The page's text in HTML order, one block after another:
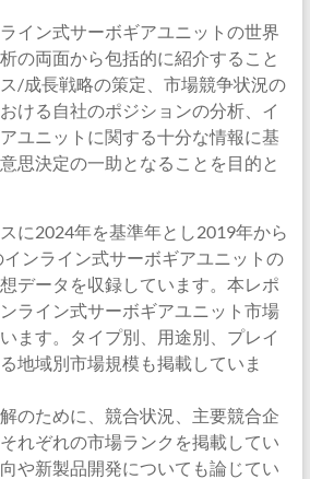
イン式サーボギアユニットの世界
の両面から包括的に紹介すること
/成長戦略の策定、市場競争状況の
ける自社のポジションの分析、イ
ユニットに関する十分な情報に基
思決定の一助となることを目的と
に2024年を基準年とし2019年から
ンライン式サーボギアユニットの
データを収録しています。本レポ
ライン式サーボギアユニット市場
ます。タイプ別、用途別、プレイ
地域別市場規模も掲載していま
のために、競合状況、主要競合企
れぞれの市場ランクを掲載してい
や新製品開発についても論じてい